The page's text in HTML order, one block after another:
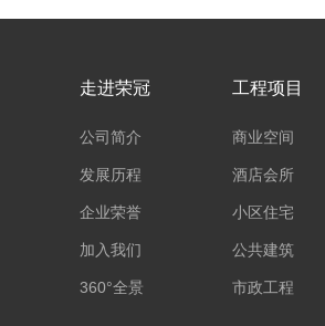
走进荣冠
公司简介
发展历程
企业荣誉
加入我们
360°全景
工程项目
商业空间
酒店会所
小区住宅
公共建筑
市政工程